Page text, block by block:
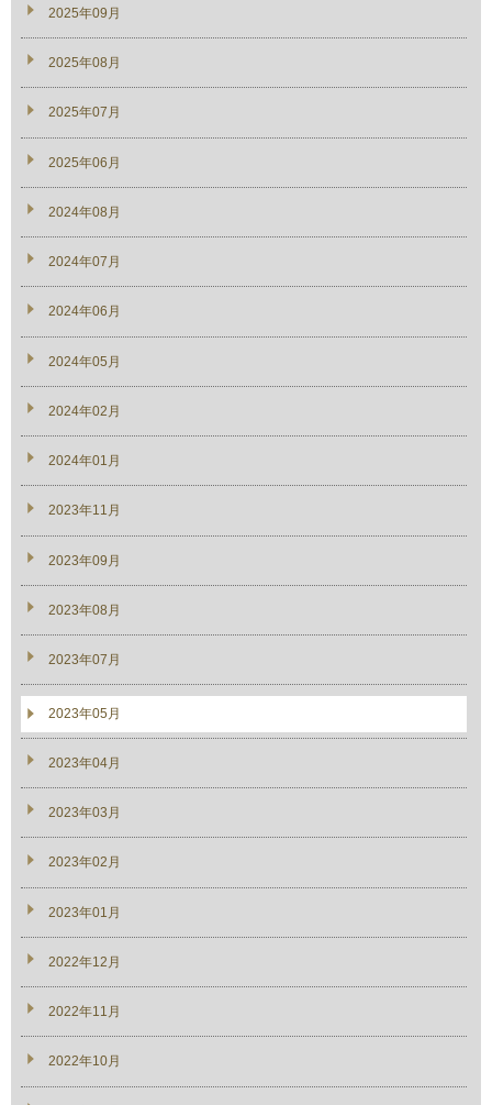
2025年09月
2025年08月
2025年07月
2025年06月
2024年08月
2024年07月
2024年06月
2024年05月
2024年02月
2024年01月
2023年11月
2023年09月
2023年08月
2023年07月
2023年05月
2023年04月
2023年03月
2023年02月
2023年01月
2022年12月
2022年11月
2022年10月